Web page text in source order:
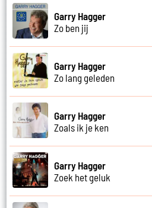
Garry Hagger
Zo ben jij
Garry Hagger
Zo lang geleden
Garry Hagger
Zoals ik je ken
Garry Hagger
Zoek het geluk